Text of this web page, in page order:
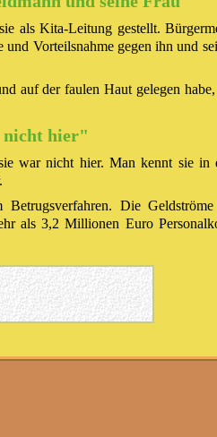
als Kita-Leitung gestellt.
Vorteilsnahme gegen ihn und
auf der faulen Haut gelegen
nicht hier"
war nicht hier. Man kennt sie in
Die
als 3,2 Millionen Euro